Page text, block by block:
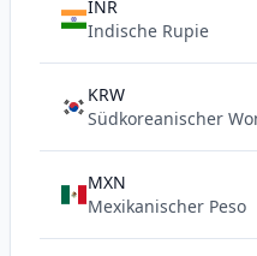
INR
Indische Rupie
KRW
Südkoreanischer
MXN
Mexikanischer Peso